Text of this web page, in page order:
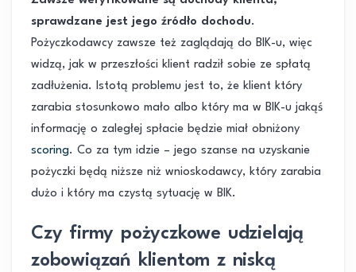
sprawdzane jest jego źródło dochodu.
Pożyczkodawcy zawsze też zaglądają do BIK-u, więc
widzą, jak w przeszłości klient radził sobie ze spłatą
zadłużenia. Istotą problemu jest to, że klient który
zarabia stosunkowo mało albo który ma w BIK-u jakąś
informację o zaległej spłacie będzie miał obniżony
scoring. Co za tym idzie – jego szanse na uzyskanie
pożyczki będą niższe niż wnioskodawcy, który zarabia
dużo i który ma czystą sytuację w BIK.
Czy firmy pożyczkowe udzielają
zobowiązań klientom z niską